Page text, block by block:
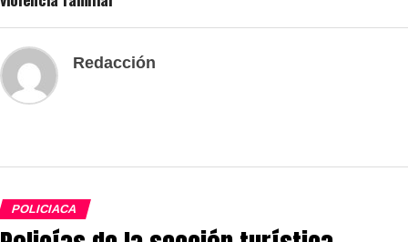
Redacción
POLICIACA